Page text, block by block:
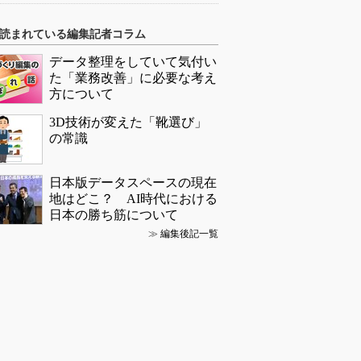
まれている編集記者コラム
データ整理をしていて気付い
た「業務改善」に必要な考え
方について
3D技術が変えた「靴選び」
の常識
日本版データスペースの現在
地はどこ？ AI時代における
日本の勝ち筋について
≫ 編集後記一覧